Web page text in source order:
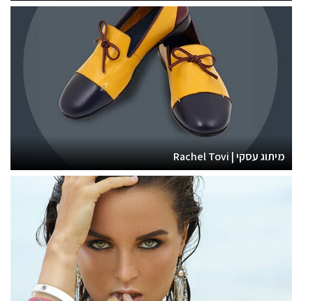
מיתוג עסקי | Rachel Tovi